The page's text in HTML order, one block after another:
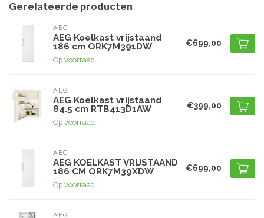
Gerelateerde producten
AEG
AEG Koelkast vrijstaand
186 cm ORK7M391DW
Op voorraad
€699,00
AEG
AEG Koelkast vrijstaand
84.5 cm RTB413D1AW
Op voorraad
€399,00
AEG
AEG KOELKAST VRIJSTAAND
186 CM ORK7M39XDW
Op voorraad
€699,00
AEG